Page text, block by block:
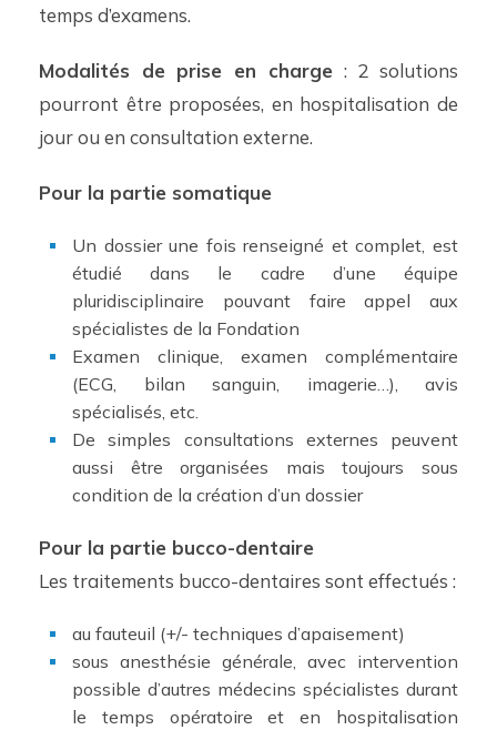
temps d’examens.
Modalités de prise en charge: 2 solutions
pourront être proposées, en hospitalisation de
jour ou en consultation externe.
Pour la partie somatique
Un dossier une fois renseigné et complet, est
étudié dans le cadre d’une équipe
pluridisciplinaire pouvant faire appel aux
spécialistes de la Fondation
Examen clinique, examen complémentaire
(ECG, bilan sanguin, imagerie…), avis
spécialisés, etc.
De simples consultations externes peuvent
aussi être organisées mais toujours sous
condition de la création d’un dossier
Pour la partie bucco-dentaire
Les traitements bucco-dentaires sont effectués :
au fauteuil (+/- techniques d’apaisement)
sous anesthésie générale, avec intervention
possible d’autres médecins spécialistes durant
le temps opératoire et en hospitalisation